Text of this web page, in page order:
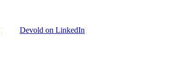
Devold on LinkedIn